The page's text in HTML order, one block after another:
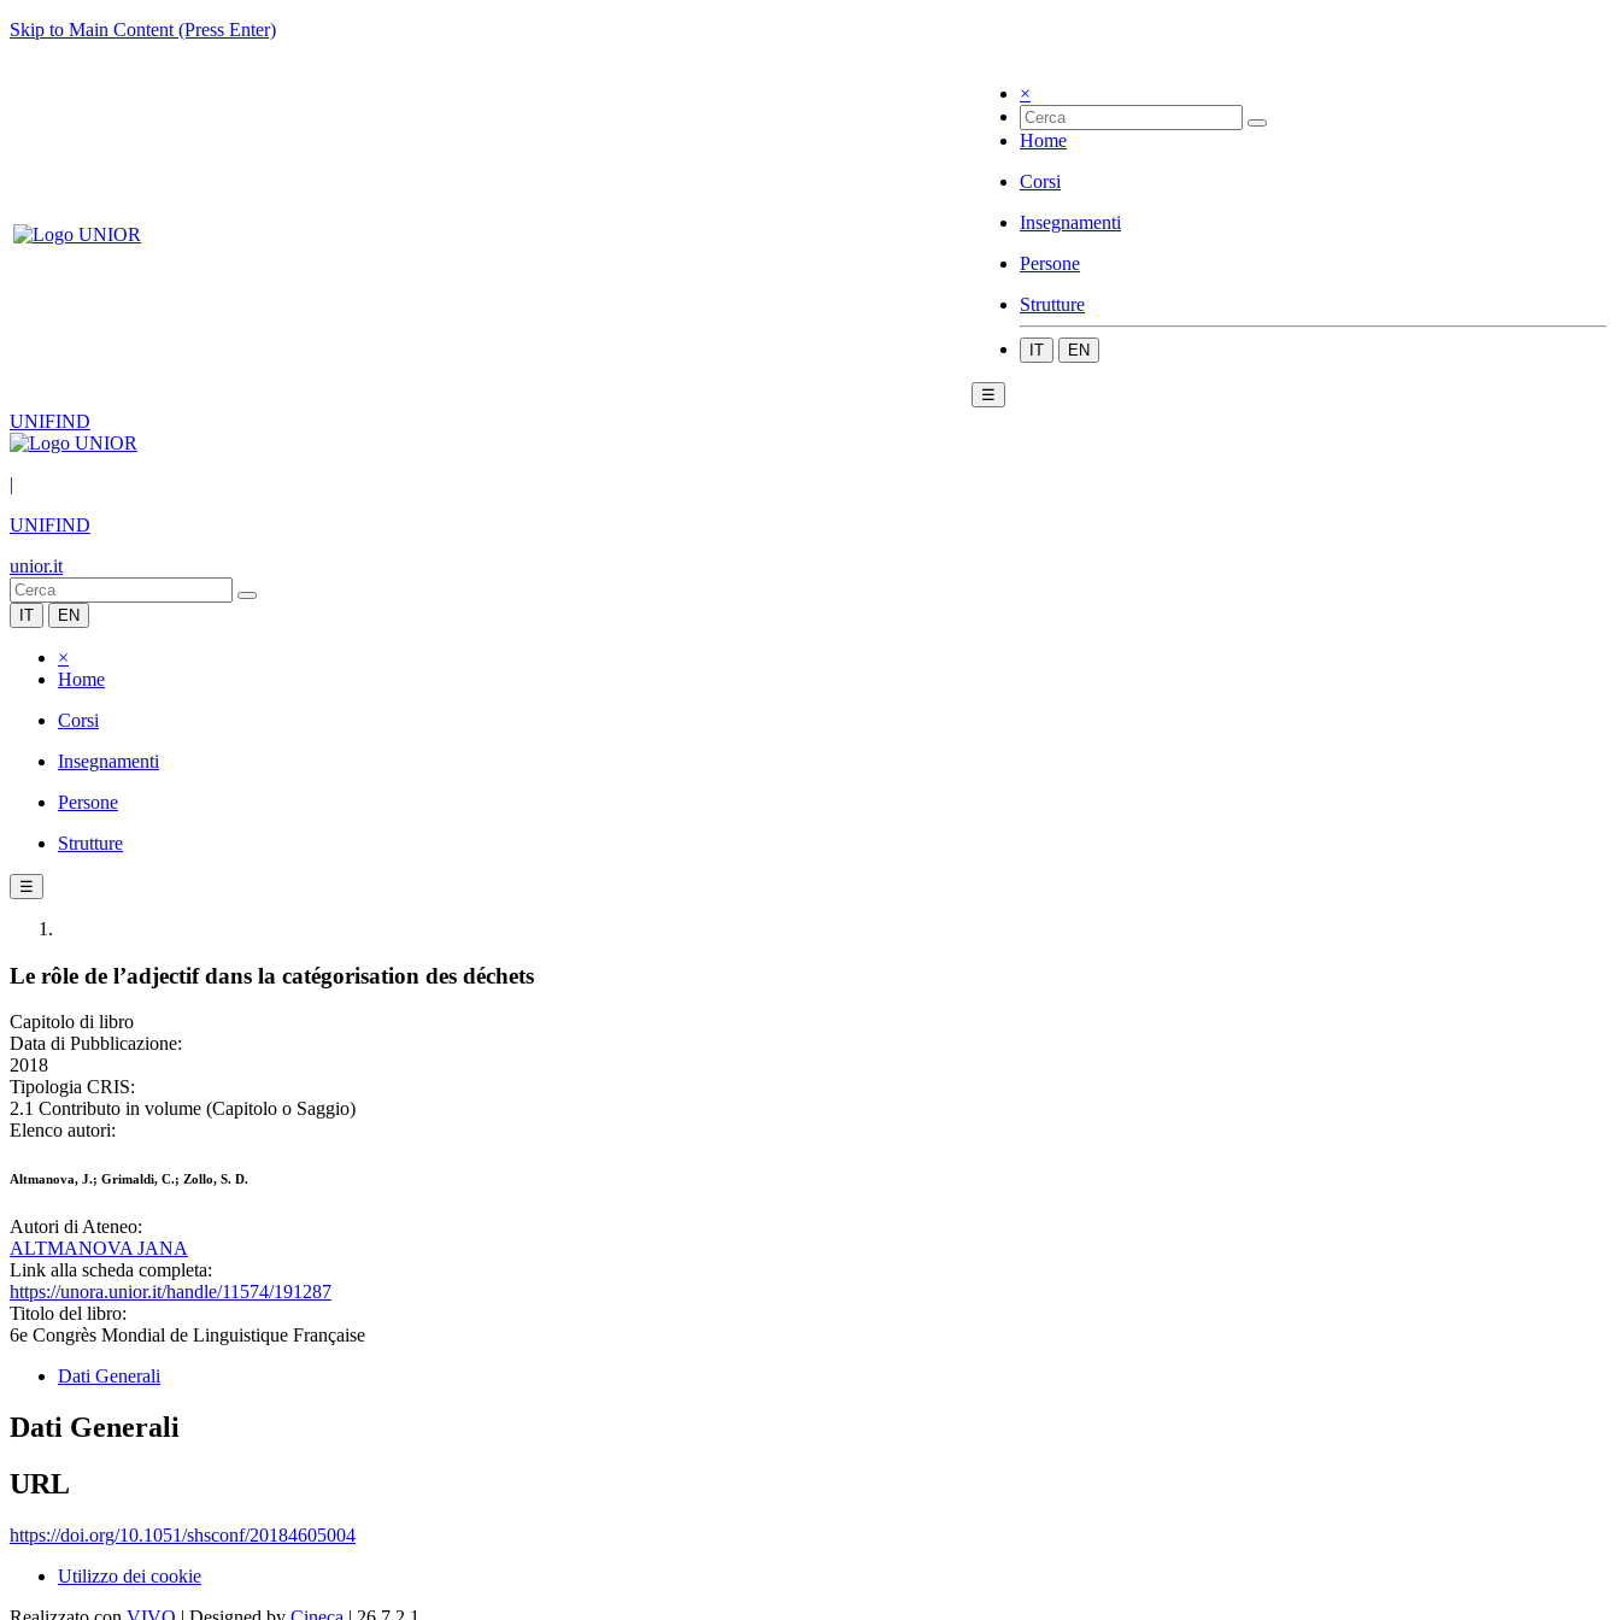
Skip to Main Content (Press Enter)
×
Home
Corsi
Insegnamenti
Persone
Strutture
IT EN
☰
UNIFIND
|
UNIFIND
unior.it
IT EN
×
Home
Corsi
Insegnamenti
Persone
Strutture
☰
Le rôle de l’adjectif dans la catégorisation des déchets
Capitolo di libro
Data di Pubblicazione:
2018
Tipologia CRIS:
2.1 Contributo in volume (Capitolo o Saggio)
Elenco autori:
Altmanova, J.; Grimaldi, C.; Zollo, S. D.
Autori di Ateneo:
ALTMANOVA JANA
Link alla scheda completa:
https://unora.unior.it/handle/11574/191287
Titolo del libro:
6e Congrès Mondial de Linguistique Française
Dati Generali
Dati Generali
URL
https://doi.org/10.1051/shsconf/20184605004
Utilizzo dei cookie